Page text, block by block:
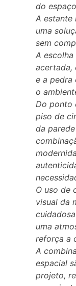
do
A estante
uma
sem
A
acertada,
e a pedra
o
Do ponto
piso de
da
O uso de
visual da
uma
reforça a
A
espacial
projeto,